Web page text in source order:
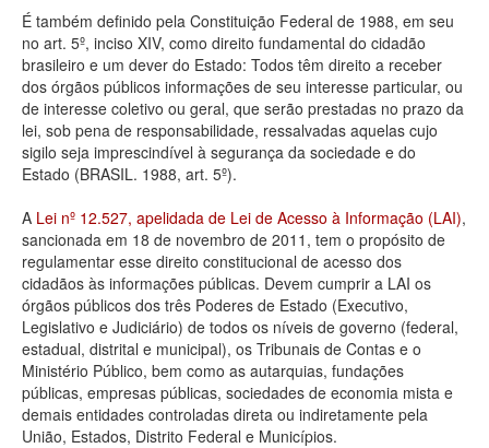
Administração
Legislação
Agenda
Perguntas frequentes
Contato
É também definido pela Constituição Federal de 1988, em seu
no art. 5º, inciso XIV, como direito fundamental do cidadão
brasileiro e um dever do Estado: Todos têm direito a receber
dos órgãos públicos informações de seu interesse particular, ou
de interesse coletivo ou geral, que serão prestadas no prazo da
lei, sob pena de responsabilidade, ressalvadas aquelas cujo
sigilo seja imprescindível à segurança da sociedade e do
Estado (BRASIL. 1988, art. 5º).
A Lei nº 12.527, apelidada de Lei de Acesso à Informação (LAI),
sancionada em 18 de novembro de 2011, tem o propósito de
regulamentar esse direito constitucional de acesso dos
cidadãos às informações públicas. Devem cumprir a LAI os
órgãos públicos dos três Poderes de Estado (Executivo,
Legislativo e Judiciário) de todos os níveis de governo (federal,
estadual, distrital e municipal), os Tribunais de Contas e o
Ministério Público, bem como as autarquias, fundações
públicas, empresas públicas, sociedades de economia mista e
demais entidades controladas direta ou indiretamente pela
União, Estados, Distrito Federal e Municípios.